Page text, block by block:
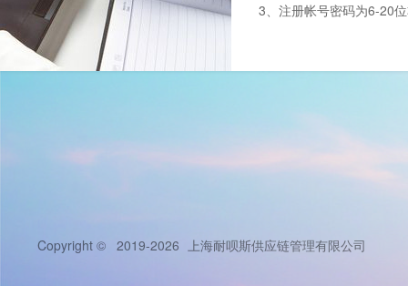
3、注册帐号密码为6-20
Copyright © 2019-2026 上海耐呗斯供应链管理有限公司